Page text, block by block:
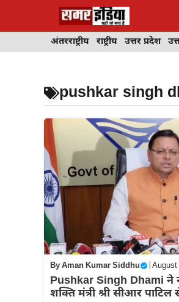
अंतरराष्ट्रीय राष्ट्रीय उत्तर प्रदेश
pushkar singh
ByAman Kumar Siddhu August
Pushkar Singh Dhami ने
शक्ति मंत्री श्री सीआर